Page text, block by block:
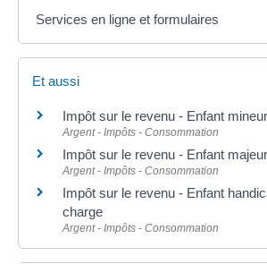
Services en ligne et formulaires
Et aussi
Impôt sur le revenu - Enfant
Argent - Impôts - Consommation
Impôt sur le revenu - Enfant
Argent - Impôts - Consommation
Impôt sur le revenu - Enfant
charge
Argent - Impôts - Consommation